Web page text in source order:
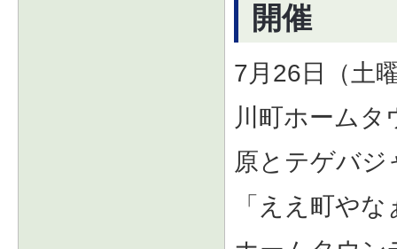
開催
7月26日（土
川町ホームタ
原とテゲバジ
「ええ町や